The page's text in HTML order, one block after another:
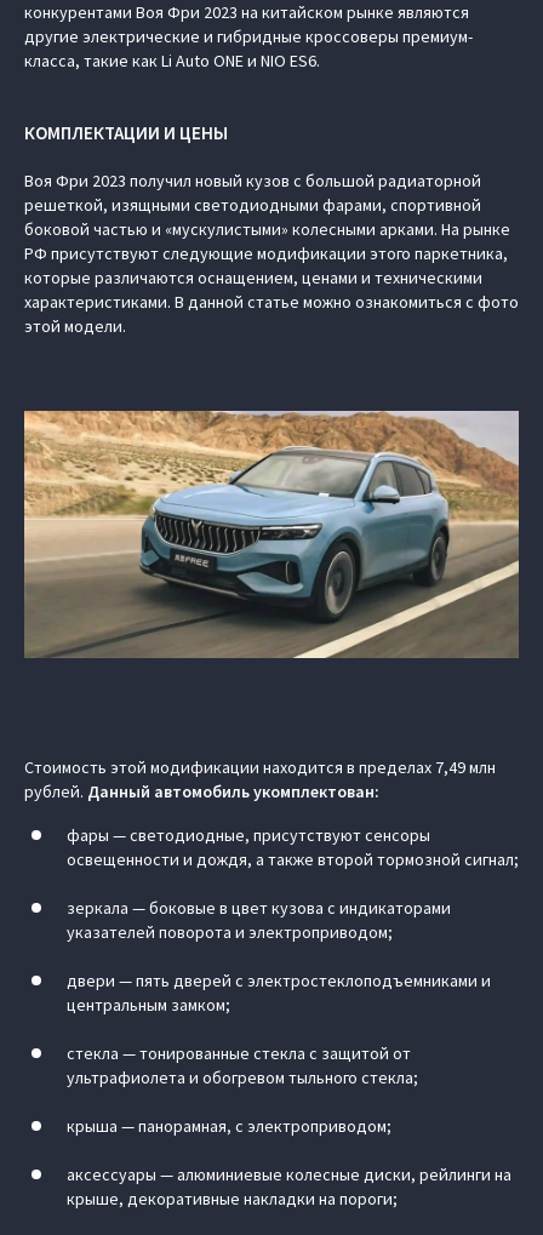
конкурентами Воя Фри 2023 на китайском рынке являются
другие электрические и гибридные кроссоверы премиум-
класса, такие как Li Auto ONE и NIO ES6.
КОМПЛЕКТАЦИИ И ЦЕНЫ
Воя Фри 2023 получил новый кузов с большой радиаторной
решеткой, изящными светодиодными фарами, спортивной
боковой частью и «мускулистыми» колесными арками. На рынке
РФ присутствуют следующие модификации этого паркетника,
которые различаются оснащением, ценами и техническими
характеристиками. В данной статье можно ознакомиться с фото
этой модели.
Стоимость этой модификации находится в пределах 7,49 млн
рублей. Данный автомобиль укомплектован:
фары — светодиодные, присутствуют сенсоры
освещенности и дождя, а также второй тормозной сигнал;
зеркала — боковые в цвет кузова с индикаторами
указателей поворота и электроприводом;
двери — пять дверей с электростеклоподъемниками и
центральным замком;
стекла — тонированные стекла с защитой от
ультрафиолета и обогревом тыльного стекла;
крыша — панорамная, с электроприводом;
аксессуары — алюминиевые колесные диски, рейлинги на
крыше, декоративные накладки на пороги;